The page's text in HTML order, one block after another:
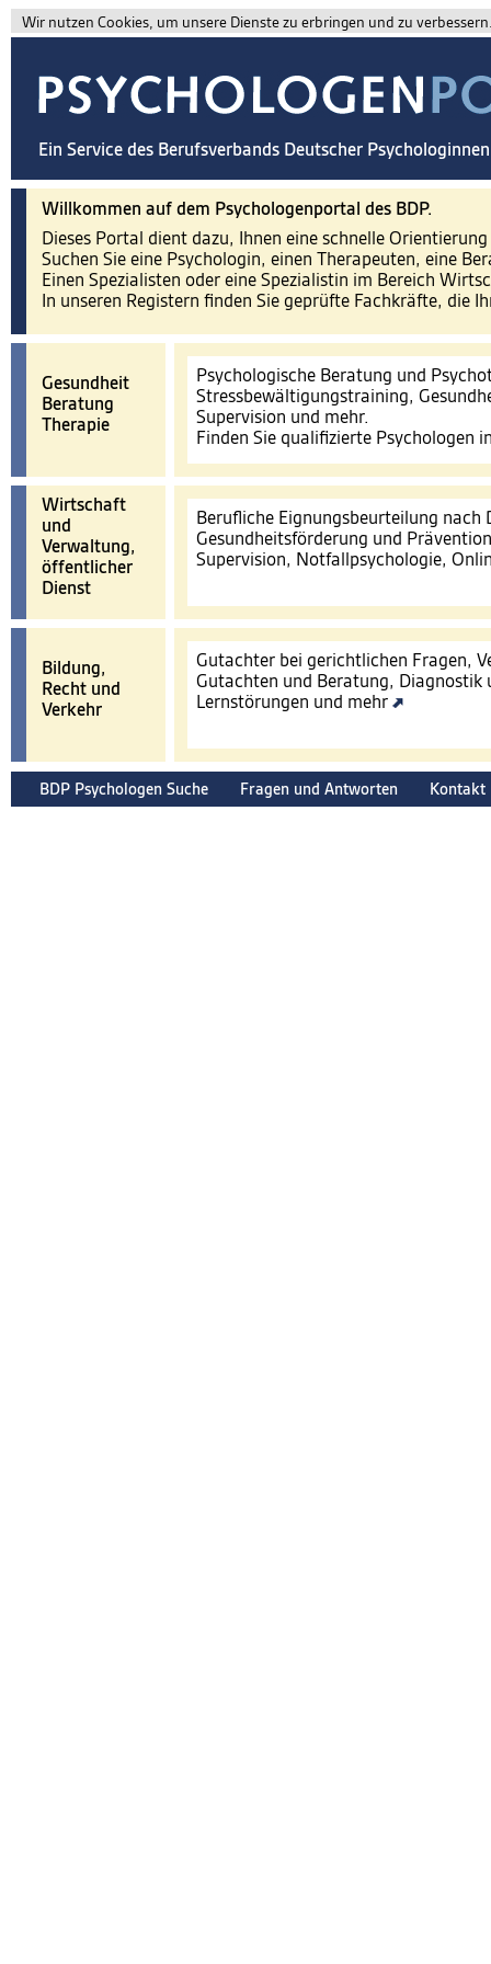
Wir nutzen Cookies, um unsere Dienste zu erbringen und zu
Ein Service des Berufsverbands Deutscher
Willkommen auf dem Psychologenportal des BDP.
Dieses Portal dient dazu, Ihnen eine schnelle
Suchen Sie eine Psychologin, einen Therapeuten, eine
Einen Spezialisten oder eine Spezialistin im Bereich
In unseren Registern finden Sie geprüfte Fachkräfte, die
Gesundheit
Beratung
Therapie
Psychologische Beratung und
Stressbewältigungstraining,
Supervision und mehr.
Finden Sie qualifizierte Psychologen
Wirtschaft
und
Verwaltung,
öffentlicher
Dienst
Berufliche Eignungsbeurteilung nach
Gesundheitsförderung und
Supervision, Notfallpsychologie,
Bildung,
Recht und
Verkehr
Gutachter bei gerichtlichen Fragen,
Gutachten und Beratung, Diagnostik
Lernstörungen und mehr
BDP Psychologen Suche Fragen und Antworten Kontakt